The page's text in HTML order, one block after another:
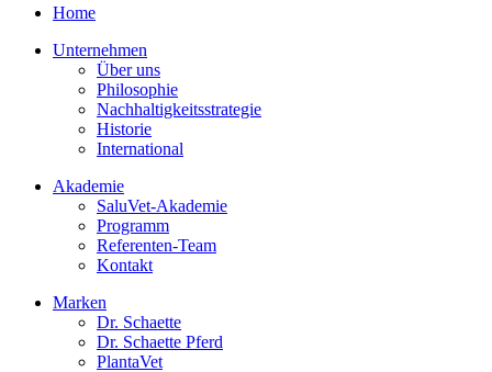
Home
Unternehmen
Über uns
Philosophie
Nachhaltigkeitsstrategie
Historie
International
Akademie
SaluVet-Akademie
Programm
Referenten-Team
Kontakt
Marken
Dr. Schaette
Dr. Schaette Pferd
PlantaVet